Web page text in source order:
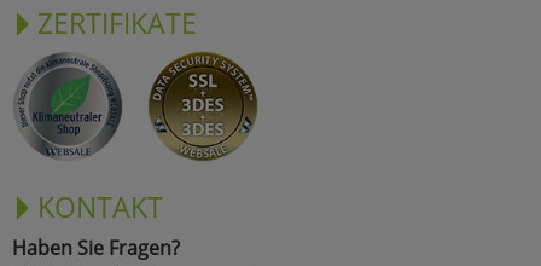
ZERTIFIKATE
KONTAKT
Haben Sie Fragen?